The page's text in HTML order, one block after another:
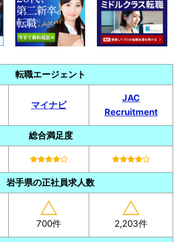
転職エージェント
マイナビ
JAC
Recruitment
総合満足度
岩手県の正社員求人数
700件 2,203件